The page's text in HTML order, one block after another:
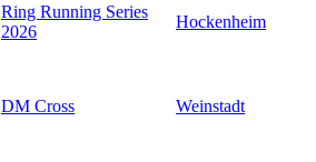
Ring Running Series
2026
Hockenheim
DM Cross Weinstadt